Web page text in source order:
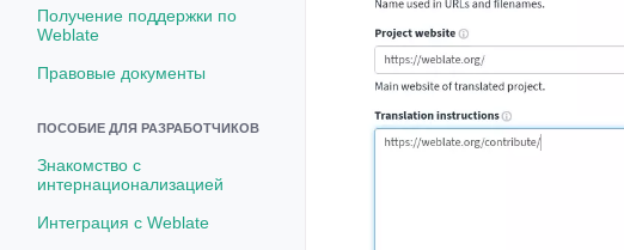
Получение поддержки по
Weblate
Правовые документы
ПОСОБИЕ ДЛЯ РАЗРАБОТЧИКОВ
Знакомство с
интернационализацией
Интеграция с Weblate